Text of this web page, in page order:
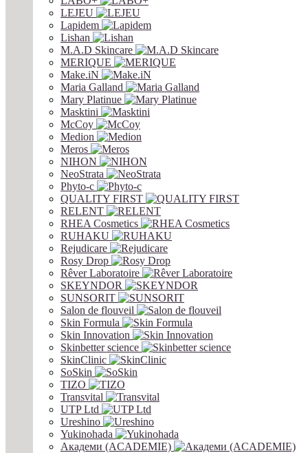
LEJEU
Lapidem
Lishan
M.A.D Skincare
MERIQUE
Make.iN
Maria Galland
Mary Platinue
Masktini
McCoy
Medion
Meros
NIHON
NeoStrata
Phyto-c
QUALITY FIRST
RELENT
RHEA Cosmetics
RUHAKU
Rejudicare
Rosy Drop
Rêver Laboratoire
SKEYNDOR
SUNSORIT
Salon de flouveil
Skin Formula
Skin Innovation
Skinbetter science
SkinСlinic
SoSkin
TIZO
Transvital
UTP Ltd
Ureshino
Yukinohada
Академи (ACADEMIE)